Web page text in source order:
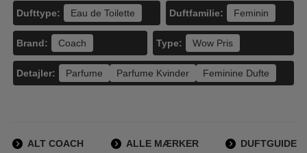
Dufttype: Eau de Toilette Duftfamilie: Feminin
Brand: Coach Type: Wow Pris
Detajler: Parfume Parfume Kvinder Feminine Dufte
ALT COACH ALLE MÆRKER
DUFTGUIDE